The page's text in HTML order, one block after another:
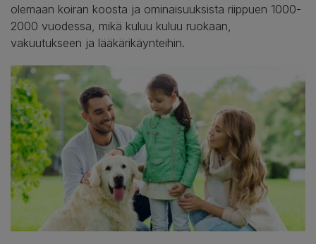
olemaan koiran koosta ja ominaisuuksista riippuen 1000-
2000 vuodessa, mikä kuluu kuluu ruokaan,
vakuutukseen ja lääkärikäynteihin.